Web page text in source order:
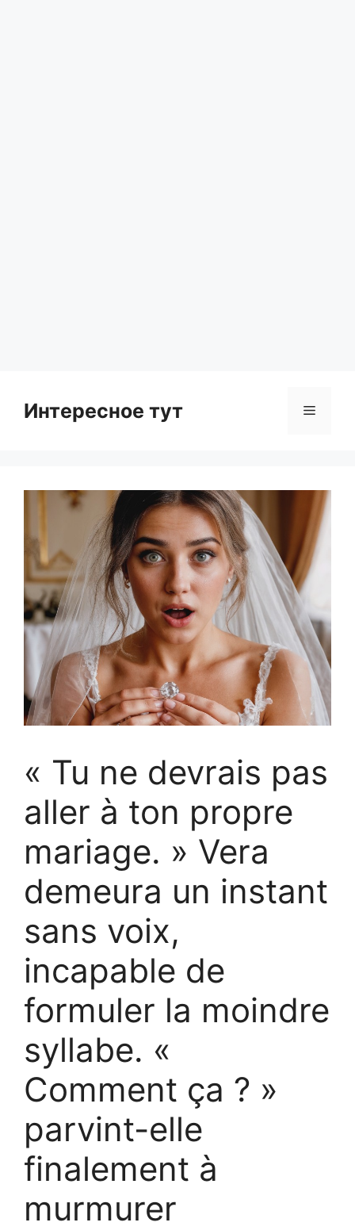
Интересное тут Menu
« Tu ne devrais pas
aller à ton propre
mariage. » Vera
demeura un instant
sans voix,
incapable de
formuler la moindre
syllabe. «
Comment ça ? »
parvint-elle
finalement à
murmurer